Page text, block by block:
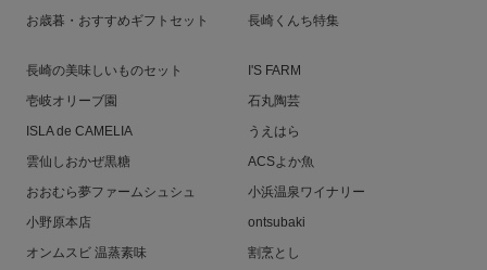
お歳暮・おすすめギフトセット
長崎くんち特集
長崎の美味しいものセット
I'S FARM
壱岐オリーブ園
石丸陶芸
ISLA de CAMELIA
うえはら
雲仙しおかぜ黒糖
ACSよか魚
おおむら夢ファームシュシュ
小浜温泉ワイナリー
小野原本店
ontsubaki
オンムスビ 温蒸素味
割烹とし